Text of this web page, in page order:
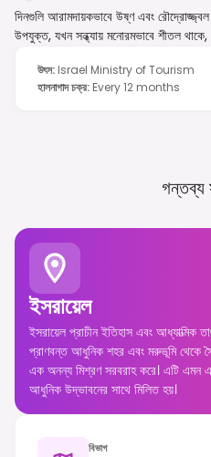
দিনগুলি আরামদায়কভাবে উষ্ণ এবং রৌদ্রোজ্জ্বল
উপযুক্ত, যখন সন্ধ্যায় মনোরমভাবে শীতল
উৎস: Israel Ministry of Tourism
হালনাগাদ চক্র: Every 12 months
গন্তব্য
ইসরায়েল
ইসরায়েল প্রাচীন ইতিহাস এবং আধ্যাত্মিক
প্রাণবন্ত আধুনিক শহর এবং মরুভূমি থেকে
এক অনন্য মিশ্রণ সরবরাহ করে। এটি এমন
আধুনিক উদ্ভাবনের সাথে মিলিত হয়।
বিভাগ